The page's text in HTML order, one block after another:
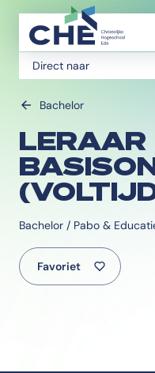
Direct naar
Bachelor
LERAAR
Bachelor / Pabo &
Favoriet